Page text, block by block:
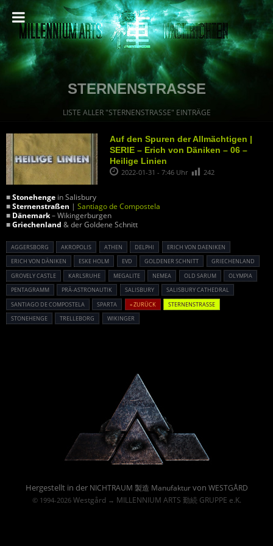
STERNENSTRASSE
LISTE ALLER "STERNENSTRASSE" EINTRÄGE
Auf den Spuren der Allmächtigen |
SERIE – Erich von Däniken – 06 –
Heilige Linien
2022-01-31 - 7:46 Uhr 242
■Stonehenge in Salisbury
■Sternenstraßen | Santiago de Compostela
■ Dänemark– Wikingerburgen
■Griechenland & der Goldene Schnitt
AGGERSBORG AKROPOLIS ATHEN DELPHI
ERICH VON DAENIKEN
ERICH VON DÄNIKEN
ESKE HOLM EVD GOLDENER SCHNITT
GRIECHENLAND
GROVELY CASTLE
KARLSRUHE MEGALITE NEMEA OLD SARUM
OLYMPIA
PENTAGRAMM
PRÄ-ASTRONAUTIK SALISBURY
SALISBURY CATHEDRAL
SANTIAGO DE COMPOSTELA
SPARTA « ZURÜCK
STERNENSTRASSE
STONEHENGE
TRELLEBORG WIKINGER
Hergestellt in der NICHTRAUM 製造 Manufakturvon WESTGÅRD
© 1994-2026 Westgård→ MILLENNIUM ARTS 勤続 GRUPPE e.K.
Powered By :